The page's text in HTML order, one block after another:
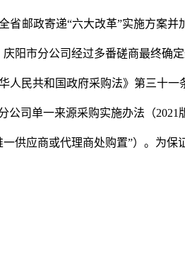
省邮政寄递“六大改革”实施方案
阳市分公司经过多番磋商最终确
民共和国政府采购法》第三十
公司单一来源采购实施办法（2021
应商或代理商处购置”）。为保